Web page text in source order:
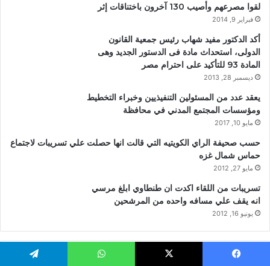
لقوا مصرعهم وأصيب 130 آخرون باختناقات إثر
فبراير 9, 2014
أكد الدكتور مفيد شهاب رئيس جمعية القانون
الدولى، استحداث مادة فى الدستور الجديد وهى
المادة 93 للتأكيد على احترام مصر
ديسمبر 28, 2013
يعقد عدد من المسئولين التنفيذيين وخبراء التخطيط
ومؤسسات المجتمع المدني في محافظة
مايو 10, 2017
حسب صحيفة الراي الكويتيه التي قالت انها حصلت علي تسريبات لاجتماع
حماس شمال غزه
مايو 27, 2012
تسريبات من اللقاء اكدت ان طنطاوي ابلغ مرسي
انه يقف علي مسافه واحده من المرشحين
يونيو 16, 2012
الأكثر مشاهدة